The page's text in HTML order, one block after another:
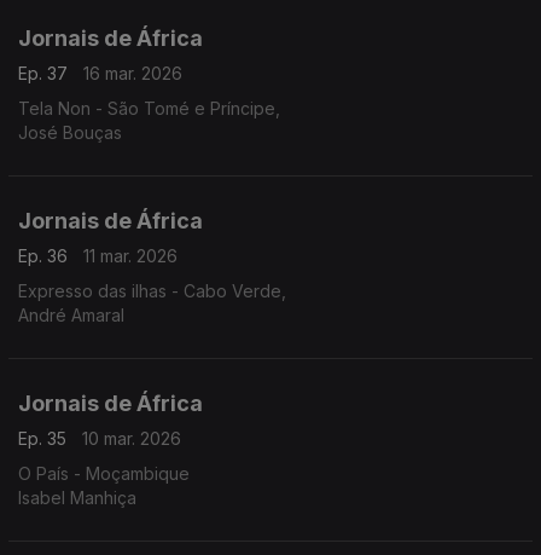
Jornais de África
Ep. 37
16 mar. 2026
Tela Non - São Tomé e Príncipe,
José Bouças
Jornais de África
Ep. 36
11 mar. 2026
Expresso das ilhas - Cabo Verde,
André Amaral
Jornais de África
Ep. 35
10 mar. 2026
O País - Moçambique
Isabel Manhiça